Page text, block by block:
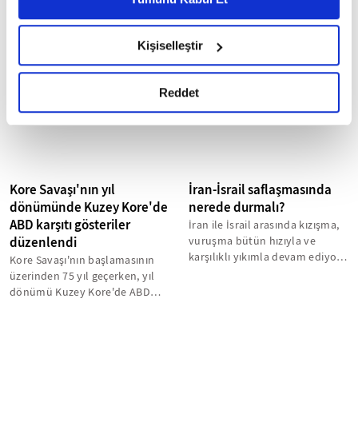
6698 sayılı Kişisel Verilerin Korunması Kanunu uyarınca
okumak ve sitemizi ziyaretiniz kapsamında
gerçekleştirilen veri işleme faaliyetleri ile ilgili daha
detaylı bilgi almak için lütfentıklayınız.
Kişiselleştir
Reddet
ülkesinin "uluslararası
ilişkileri...
Güney Kore ve ABD tarafından
düzenlenecek ortak tatbikat
Kore Savaşı'nın yıl
dönümünde Kuzey Kore'de
ABD karşıtı gösteriler
düzenlendi
Kore Savaşı'nın başlamasının
üzerinden 75 yıl geçerken, yıl
dönümü Kuzey Kore'de ABD
İran-İsrail saflaşmasında
nerede durmalı?
İran ile İsrail arasında kızışma,
vuruşma bütün hızıyla ve
karşılıklı yıkımla devam ediyor.